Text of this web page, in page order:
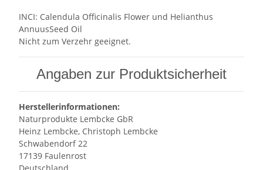
INCI: Calendula Officinalis Flower und Helianthus
AnnuusSeed Oil
Nicht zum Verzehr geeignet.
Angaben zur Produktsicherheit
Herstellerinformationen:
Naturprodukte Lembcke GbR
Heinz Lembcke, Christoph Lembcke
Schwabendorf 22
17139 Faulenrost